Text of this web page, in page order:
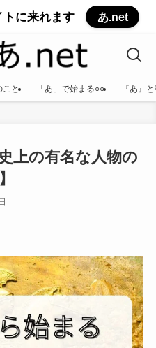
に来れます あ.net
こと 「あ」で始まる○○ 『あ』
上の有名な人物の